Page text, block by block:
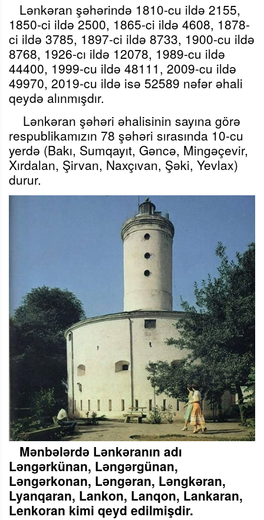
Lənkəran şəhərində 1810-cu ildə 2155,
1850-ci ildə 2500, 1865-ci ildə 4608, 1878-
ci ildə 3785, 1897-ci ildə 8733, 1900-cu ildə
8768, 1926-cı ildə 12078, 1989-cu ildə
44400, 1999-cu ildə 48111, 2009-cu ildə
49970, 2019-cu ildə isə 52589 nəfər əhali
qeydə alınmışdır.
Lənkəran şəhəri əhalisinin sayına görə
respublikamızın 78 şəhəri sırasında 10-cu
yerdə (Bakı, Sumqayıt, Gəncə, Mingəçevir,
Xırdalan, Şirvan, Naxçıvan, Şəki, Yevlax)
durur.
Mənbələrdə Lənkəranın adı
Ləngərkünan, Ləngərgünan,
Ləngərkonan, Ləngəran, Ləngkəran,
Lyanqaran, Lankon, Lanqon, Lankaran,
Lenkoran kimi qeyd edilmişdir.